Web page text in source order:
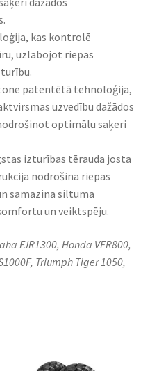
kas kontrolē
uzlabojot riepas
patentētā tehnoloģija,
uzvedību dažādos
optimālu saķeri
izturības tērauda josta
nodrošina riepas
samazina siltuma
un veiktspēju.​
FJR1300, Honda VFR800,
Triumph Tiger 1050,